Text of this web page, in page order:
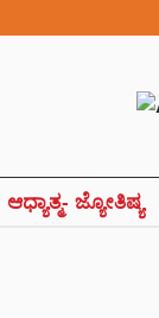
ಆಧ್ಯಾತ್ಮ- ಜ್ಯೋತಿಷ್ಯ